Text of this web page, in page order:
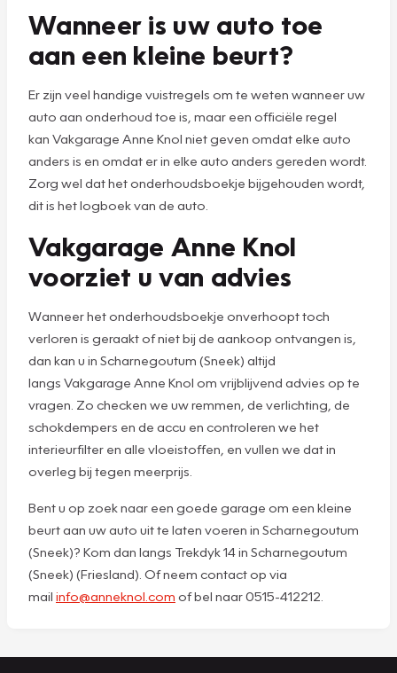
Wanneer is uw auto toe
aan een kleine beurt?
Er zijn veel handige vuistregels om te weten wanneer uw
auto aan onderhoud toe is, maar een officiële regel
kan Vakgarage Anne Knol niet geven omdat elke auto
anders is en omdat er in elke auto anders gereden wordt.
Zorg wel dat het onderhoudsboekje bijgehouden wordt,
dit is het logboek van de auto.
Vakgarage Anne Knol
voorziet u van advies
Wanneer het onderhoudsboekje onverhoopt toch
verloren is geraakt of niet bij de aankoop ontvangen is,
dan kan u in Scharnegoutum (Sneek) altijd
langs Vakgarage Anne Knol om vrijblijvend advies op te
vragen. Zo checken we uw remmen, de verlichting, de
schokdempers en de accu en controleren we het
interieurfilter en alle vloeistoffen, en vullen we dat in
overleg bij tegen meerprijs.
Bent u op zoek naar een goede garage om een kleine
beurt aan uw auto uit te laten voeren in Scharnegoutum
(Sneek)? Kom dan langs Trekdyk 14 in Scharnegoutum
(Sneek) (Friesland). Of neem contact op via
mail info@anneknol.com of bel naar 0515-412212.